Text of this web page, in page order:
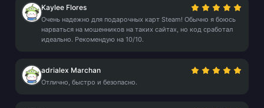
Kaylee Flores
Очень надежно для подарочных карт Steam! Обычно я боюсь
нарваться на мошенников на таких сайтах, но код сработал
идеально. Рекомендую на 10/10.
adrialex Marchan
Отлично, быстро и безопасно.